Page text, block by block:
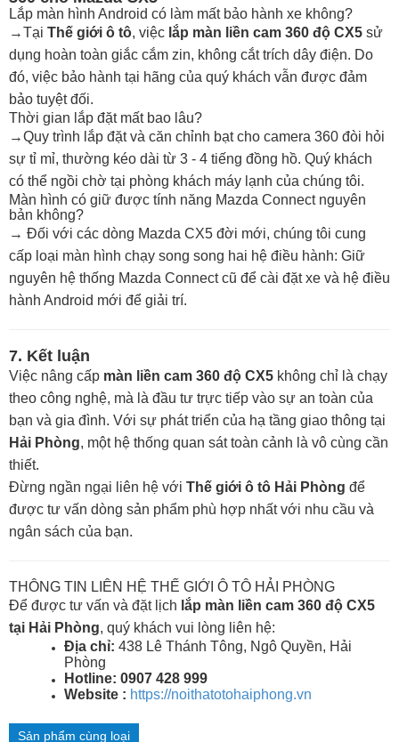
Lắp màn hình Android có làm mất bảo hành xe không?
→Tại Thế giới ô tô, việc lắp màn liền cam 360 độ CX5 sử
dụng hoàn toàn giắc cắm zin, không cắt trích dây điện. Do
đó, việc bảo hành tại hãng của quý khách vẫn được đảm
bảo tuyệt đối.
Thời gian lắp đặt mất bao lâu?
→Quy trình lắp đặt và căn chỉnh bạt cho camera 360 đòi hỏi
sự tỉ mỉ, thường kéo dài từ 3 - 4 tiếng đồng hồ. Quý khách
có thể ngồi chờ tại phòng khách máy lạnh của chúng tôi.
Màn hình có giữ được tính năng Mazda Connect nguyên
bản không?
→ Đối với các dòng Mazda CX5 đời mới, chúng tôi cung
cấp loại màn hình chạy song song hai hệ điều hành: Giữ
nguyên hệ thống Mazda Connect cũ để cài đặt xe và hệ điều
hành Android mới để giải trí.
7. Kết luận
Việc nâng cấp màn liền cam 360 độ CX5 không chỉ là chạy
theo công nghệ, mà là đầu tư trực tiếp vào sự an toàn của
bạn và gia đình. Với sự phát triển của hạ tầng giao thông tại
Hải Phòng, một hệ thống quan sát toàn cảnh là vô cùng cần
thiết.
Đừng ngần ngại liên hệ với Thế giới ô tô Hải Phòng để
được tư vấn dòng sản phẩm phù hợp nhất với nhu cầu và
ngân sách của bạn.
THÔNG TIN LIÊN HỆ THẾ GIỚI Ô TÔ HẢI PHÒNG
Để được tư vấn và đặt lịch lắp màn liền cam 360 độ CX5
tại Hải Phòng, quý khách vui lòng liên hệ:
Địa chỉ: 438 Lê Thánh Tông, Ngô Quyền, Hải
Phòng
Hotline: 0907 428 999
Website : https://noithatotohaiphong.vn
Sản phẩm cùng loại